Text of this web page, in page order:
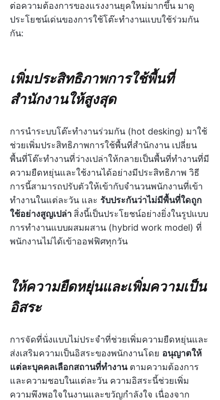
ต่อความต้องการของแรงงานยุคใหม่มากขึ้น มาดู
ประโยชน์เด่นของการใช้โต๊ะทำงานแบบใช้ร่วมกัน
กัน:
เพิ่มประสิทธิภาพการใช้พื้นที่
สำนักงานให้สูงสุด
การนำระบบโต๊ะทำงานร่วมกัน (hot desking) มาใช้
ช่วยเพิ่มประสิทธิภาพการใช้พื้นที่สำนักงาน เปลี่ยน
พื้นที่โต๊ะทำงานที่ว่างเปล่าให้กลายเป็นพื้นที่ทำงานที่มี
ความยืดหยุ่นและใช้งานได้อย่างมีประสิทธิภาพ วิธี
การนี้สามารถปรับตัวให้เข้ากับจำนวนพนักงานที่เข้า
ทำงานในแต่ละวัน และ รับประกันว่าไม่มีพื้นที่ใดถูก
ใช้อย่างสูญเปล่า สิ่งนี้เป็นประโยชน์อย่างยิ่งในรูปแบบ
การทำงานแบบผสมผสาน (hybrid work model) ที่
พนักงานไม่ได้เข้าออฟฟิศทุกวัน
ให้ความยืดหยุ่นและเพิ่มความเป็น
อิสระ
การจัดที่นั่งแบบไม่ประจำที่ช่วยเพิ่มความยืดหยุ่นและ
ส่งเสริมความเป็นอิสระของพนักงานโดย อนุญาตให้
แต่ละบุคคลเลือกสถานที่ทำงานตามความต้องการ
และความชอบในแต่ละวัน ความอิสระนี้ช่วยเพิ่ม
ความพึงพอใจในงานและขวัญกำลังใจ เนื่องจาก